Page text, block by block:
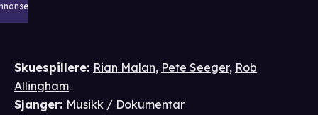
Skuespillere: Rian Malan, Pete Seeger, Rob
Allingham
Sjanger: Musikk / Dokumentar